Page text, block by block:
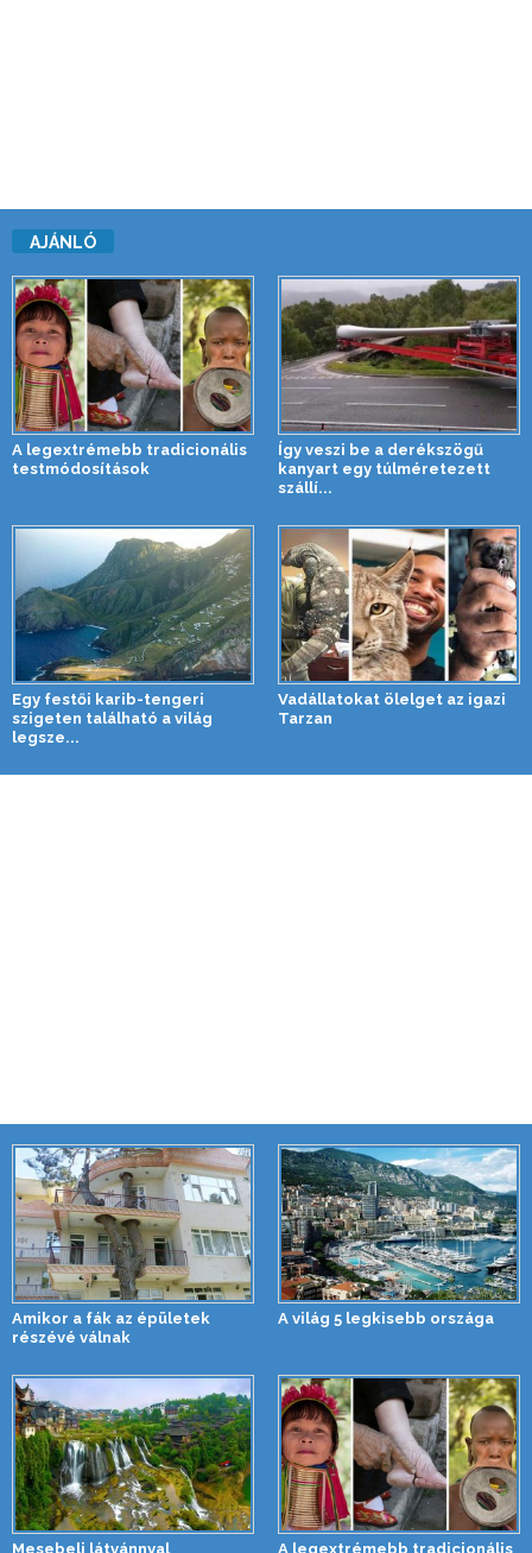
AJÁNLÓ
A legextrémebb tradicionális
testmódosítások
Így veszi be a derékszögű
kanyart egy túlméretezett
szállí...
Egy festői karib-tengeri
szigeten található a világ
legsze...
Vadállatokat ölelget az igazi
Tarzan
Amikor a fák az épületek
részévé válnak
A világ 5 legkisebb országa
Mesebeli látvánnyal A legextrémebb tradicionális